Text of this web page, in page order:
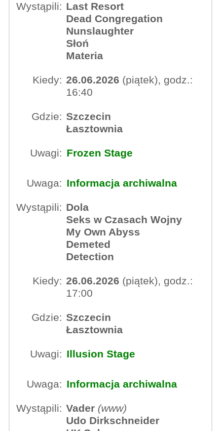
Wystąpili: Last Resort
Dead Congregation
Nunslaughter
Słoń
Materia
Kiedy: 26.06.2026 (piątek), godz.:
16:40
Gdzie: Szczecin
Łasztownia
Uwagi: Frozen Stage
Uwaga: Informacja archiwalna
Wystąpili: Dola
Seks w Czasach Wojny
My Own Abyss
Demeted
Detection
Kiedy: 26.06.2026 (piątek), godz.:
17:00
Gdzie: Szczecin
Łasztownia
Uwagi: Illusion Stage
Uwaga: Informacja archiwalna
Wystąpili: Vader (www)
Udo Dirkschneider